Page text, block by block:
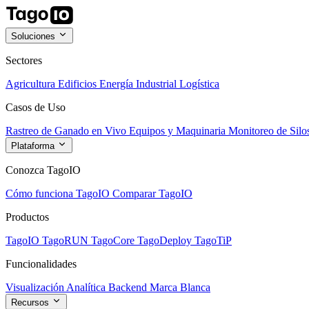
Soluciones
Sectores
Agricultura Edificios Energía Industrial Logística
Casos de Uso
Rastreo de Ganado en Vivo Equipos y Maquinaria Monitoreo de
Plataforma
Conozca TagoIO
Cómo funciona TagoIO Comparar TagoIO
Productos
TagoIO TagoRUN TagoCore TagoDeploy TagoTiP
Funcionalidades
Visualización Analítica Backend Marca Blanca
Recursos